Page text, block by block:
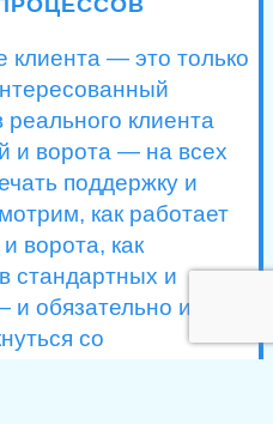
— это только
реального клиента
и ворота — на всех
поддержку и
как работает
ворота, как
стандартных и
и обязательно ищем,
со